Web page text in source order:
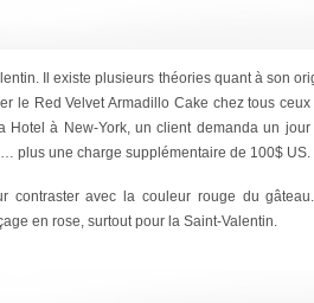
Il existe plusieurs théories quant à son
le Red Velvet Armadillo Cake chez tous
Hotel à New-York, un client demanda un
plus une charge supplémentaire de 100$ US.
contraster avec la couleur rouge du
en rose, surtout pour la Saint-Valentin.